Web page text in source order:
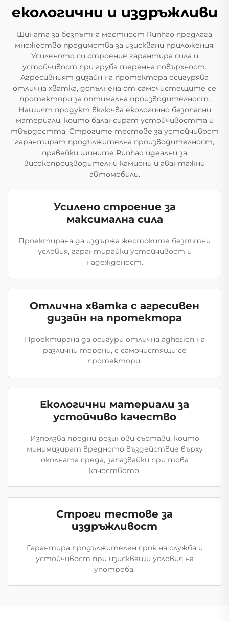
екологични и издръжливи
Шината за безпътна местност Runhao предлага
множество предимства за изисквани приложения.
Усиленото си строение гарантира сила и
устойчивост при груба теренна повърхност.
Агресивният дизайн на протектора осигурява
отлична хватка, допълнена от самочистещите се
протектори за оптимална производителност.
Нашият продукт включва екологично безопасни
материали, които балансират устойчивостта и
твърдостта. Строгите тестове за устойчивост
гарантират продължителна производителност,
правейки шините Runhao идеални за
високопроизводителни камиони и авантажни
автомобили.
Усилено строение за
максимална сила
Проектирана да издържа жестоките безпътни
условия, гарантирайки устойчивост и
надежденост.
Отлична хватка с агресивен
дизайн на протектора
Проектирана да осигури отлична адhesion на
различни терени, с самочистящи се
протектори.
Екологични материали за
устойчиво качество
Използва предни резинови състави, които
минимизират вредното въздействие върху
околната среда, запазвайки при това
качеството.
Строги тестове за
издръжливост
Гарантира продължителен срок на служба и
устойчивост при изискващи условия на
употреба.